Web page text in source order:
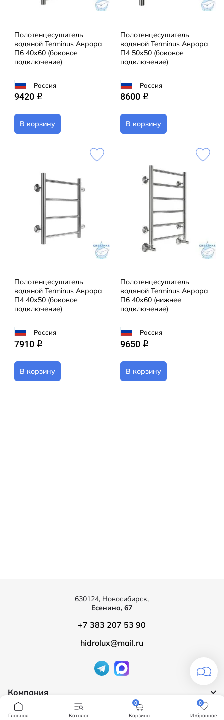
Полотенцесушитель
водяной Terminus Аврора
П6 40х60 (боковое
подключение)
Россия
9420 q
В корзину
Полотенцесушитель
водяной Terminus Аврора
П4 50х50 (боковое
подключение)
Россия
8600 q
В корзину
Полотенцесушитель
водяной Terminus Аврора
П4 40х50 (боковое
подключение)
Россия
7910 q
В корзину
Полотенцесушитель
водяной Terminus Аврора
П6 40х60 (нижнее
подключение)
Россия
9650 q
В корзину
Компания
О компании
Продукция
630124, Новосибирск,
Есенина, 67
+7 383 207 53 90
hidrolux@mail.ru
Главная Каталог
0
Корзина
0
Избранное